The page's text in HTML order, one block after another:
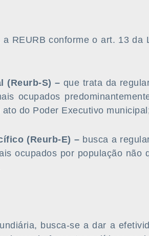
REURB conforme o art. 13 da
(Reurb-S) – que trata da
ocupados
do Poder Executivo
(Reurb-E) – busca a
ocupados por população não
busca-se a dar a